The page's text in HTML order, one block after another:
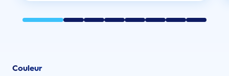
Couleur